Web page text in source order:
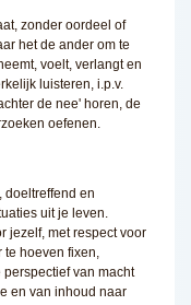
zonder oordeel of
het de ander om te
voelt, verlangt en
luisteren, i.p.v.
de nee' horen, de
oefenen.
doeltreffend en
uit je leven.
jezelf, met respect voor
hoeven fixen,
van macht
en van inhoud naar